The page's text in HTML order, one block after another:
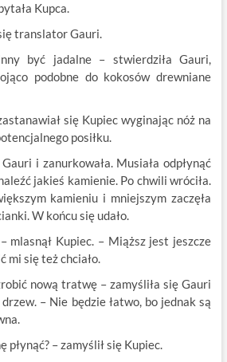
Kupca.
translator Gauri.
być jadalne – stwierdziła Gauri,
podobne do kokosów drewniane
się Kupiec wyginając nóż na
posiłku.
i zanurkowała. Musiała odpłynąć
jakieś kamienie. Po chwili wróciła.
kamieniu i mniejszym zaczęła
W końcu się udało.
mlasnął Kupiec. – Miąższ jest jeszcze
mi się też chciało.
nową tratwę – zamyśliła się Gauri
– Nie będzie łatwo, bo jednak są
– zamyślił się Kupiec.